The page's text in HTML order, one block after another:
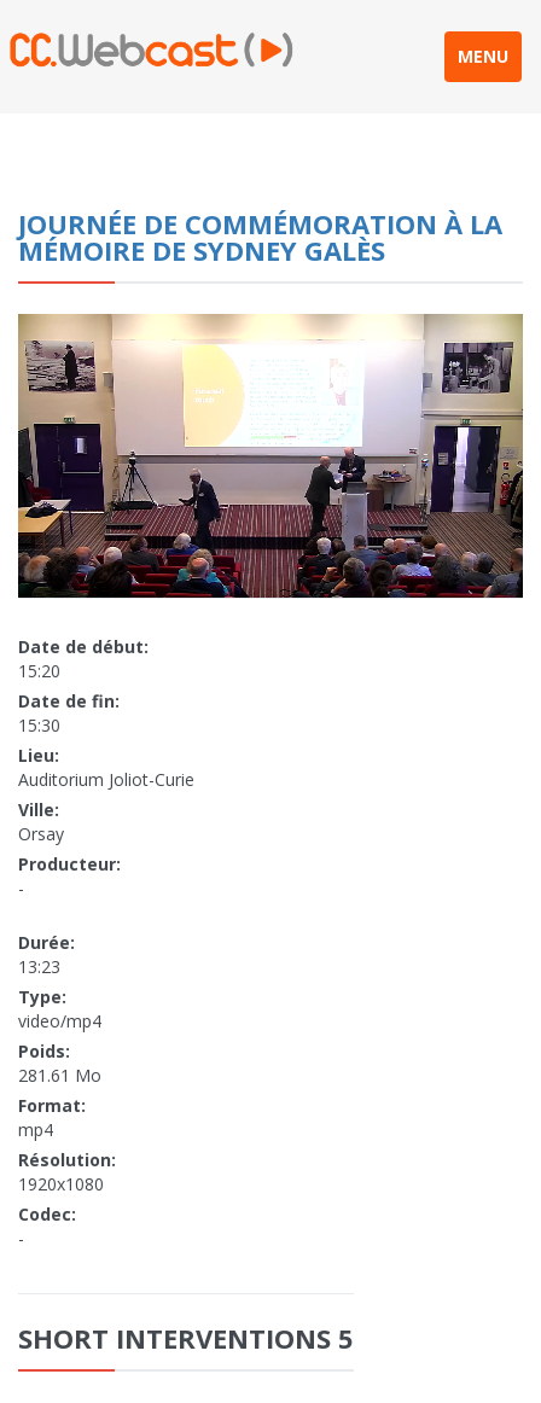
MENU
JOURNÉE DE COMMÉMORATION À LA
MÉMOIRE DE SYDNEY GALÈS
Date de début:
15:20
Date de fin:
15:30
Lieu:
Auditorium Joliot-Curie
Ville:
Orsay
Producteur:
-
Durée:
13:23
Type:
video/mp4
Poids:
281.61 Mo
Format:
mp4
Résolution:
1920x1080
Codec:
-
SHORT INTERVENTIONS 5